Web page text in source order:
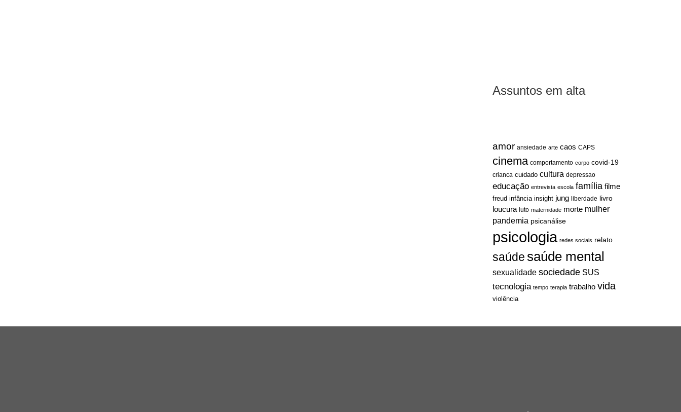
Assuntos em alta
amor ansiedade arte caos CAPS
cinema comportamento corpo covid-19
crianca cuidado cultura depressao
educação entrevista escola família filme
freud infância insight jung liberdade livro
loucura luto maternidade morte mulher
pandemia psicanálise
psicologia redes sociais relato
saúdesaúde mental
sexualidade sociedade SUS
tecnologia tempo terapia trabalho vida
violência